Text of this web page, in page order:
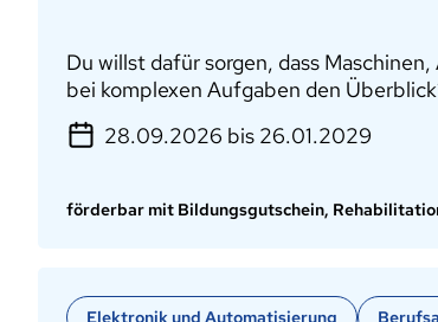
Du willst dafür sorgen, dass
bei komplexen Aufgaben den
28.09.2026 bis 26.01.2029
förderbar mit Bildungsgutschein,
Elektronik und Automatisierung